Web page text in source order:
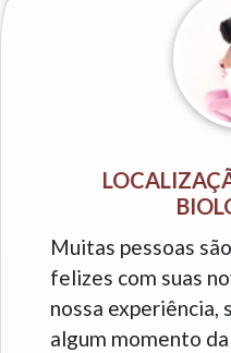
Muitas pessoas
felizes com suas
nossa experiência,
algum momento